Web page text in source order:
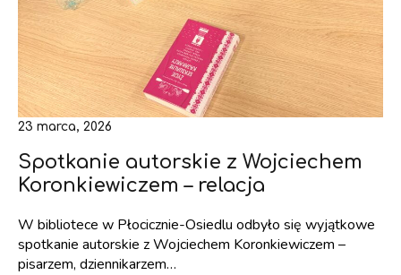
Spotkanie autorskie z Wojciechem
Koronkiewiczem – relacja
23 marca, 2026
W bibliotece w Płocicznie-Osiedlu odbyło się wyjątkowe
spotkanie autorskie z Wojciechem Koronkiewiczem –
pisarzem, dziennikarzem…